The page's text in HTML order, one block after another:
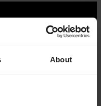
About